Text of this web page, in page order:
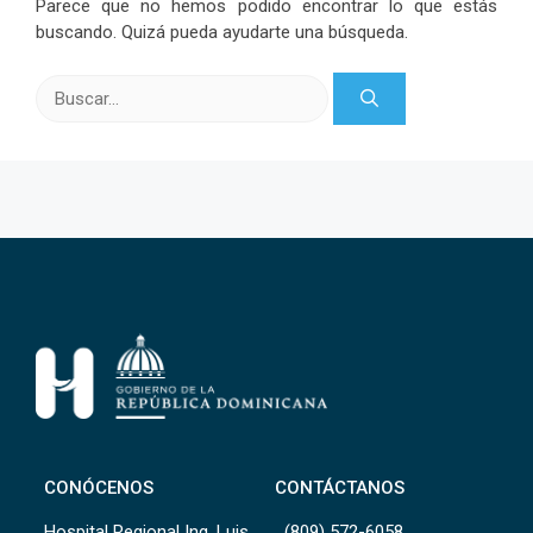
Parece que no hemos podido encontrar lo que estás
buscando. Quizá pueda ayudarte una búsqueda.
CONÓCENOS CONTÁCTANOS